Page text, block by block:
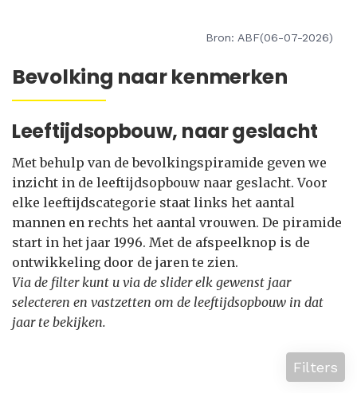
Bron: ABF(06-07-2026)
Bevolking naar kenmerken
Leeftijdsopbouw, naar geslacht
Met behulp van de bevolkingspiramide geven we
inzicht in de leeftijdsopbouw naar geslacht. Voor
elke leeftijdscategorie staat links het aantal
mannen en rechts het aantal vrouwen. De piramide
start in het jaar 1996. Met de afspeelknop is de
ontwikkeling door de jaren te zien.
Via de filter kunt u via de slider elk gewenst jaar
selecteren en vastzetten om de leeftijdsopbouw in dat
jaar te bekijken.
Filters